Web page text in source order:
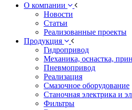
О компании
Новости
Статьи
Реализованные проекты
Продукция
Гидропривод
Механика, оснастка,
Пневмопривод
Реализация
Смазочное оборудование
Станочная электрика и
Фильтры